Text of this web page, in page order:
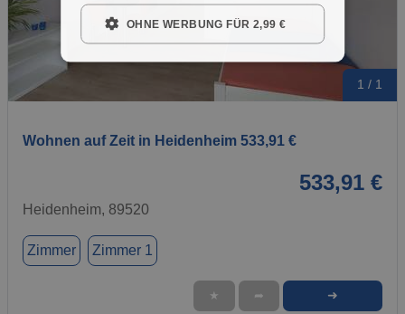
1 / 1
Wohnen auf Zeit in Heidenheim 533,91 €
533,91 €
Heidenheim, 89520
Zimmer Zimmer 1
★ ➦ ➜
OHNE WERBUNG FÜR 2,99 €